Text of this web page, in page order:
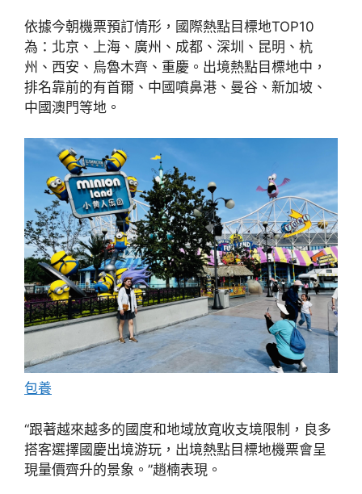
依據今朝機票預訂情形，國際熱點目標地TOP10
為：北京、上海、廣州、成都、深圳、昆明、杭
州、西安、烏魯木齊、重慶。出境熱點目標地中，
排名靠前的有首爾、中國噴鼻港、曼谷、新加坡、
中國澳門等地。
包養
“跟著越來越多的國度和地域放寬收支境限制，良多
搭客選擇國慶出境游玩，出境熱點目標地機票會呈
現量價齊升的景象。”趙楠表現。